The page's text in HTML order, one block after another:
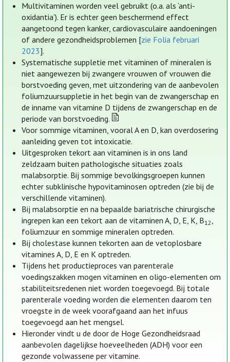
Multivitaminen worden veel gebruikt (o.a. als ‘anti-
oxidantia’). Er is echter geen beschermend effect
aangetoond tegen kanker, cardiovasculaire aandoeningen
of andere gezondheidsproblemen [zie Folia februari
2023].
Systematische suppletie met vitaminen of mineralen is
niet aangewezen bij zwangere vrouwen of vrouwen die
borstvoeding geven, met uitzondering van de aanbevolen
foliumzuursuppletie in het begin van de zwangerschap en
de inname van vitamine D tijdens de zwangerschap en de
periode van borstvoeding.
Voor sommige vitaminen, vooral A en D, kan overdosering
aanleiding geven tot intoxicatie.
Uitgesproken tekort aan vitaminen is in ons land
zeldzaam buiten pathologische situaties zoals
malabsorptie. Bij sommige bevolkingsgroepen kunnen
echter subklinische hypovitaminosen optreden (zie bij de
verschillende vitaminen).
Bij malabsorptie en na bepaalde bariatrische chirurgische
ingrepen kan een tekort aan de vitaminen A, D, E, K, B12,
foliumzuur en sommige mineralen optreden.
Bij cholestase kunnen tekorten aan de vetoplosbare
vitamines A, D, E en K optreden.
Tijdens het productieproces van parenterale
voedingszakken mogen vitaminen en oligo-elementen om
stabiliteitsredenen niet worden toegevoegd. Bij totale
parenterale voeding worden die elementen daarom ten
vroegste in de week voorafgaand aan het infuus
toegevoegd aan het mengsel.
Hieronder vindt u de door de Hoge Gezondheidsraad
aanbevolen dagelijkse hoeveelheden (ADH) voor een
gezonde volwassene per vitamine.